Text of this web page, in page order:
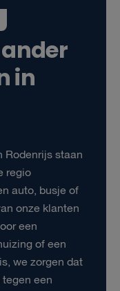
in
Rodenrijs staan
regio
auto, busje of
onze klanten
een
of een
we zorgen dat
een